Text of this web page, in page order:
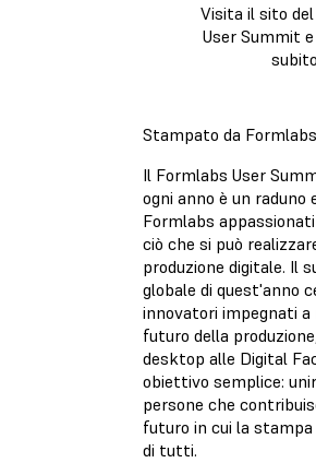
Visita il sito
User Summit
subito
Stampato da
Il Formlabs User
ogni anno è un raduno
Formlabs
ciò che si può
produzione digitale. Il
globale di quest'anno
innovatori impegnati a
futuro della
desktop alle Digital
obiettivo semplice:
persone che
futuro in cui la
di tutti.